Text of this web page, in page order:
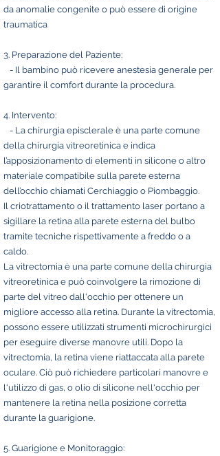
da anomalie congenite o può essere di origine
traumatica
3. Preparazione del Paziente:
- Il bambino può ricevere anestesia generale per
garantire il comfort durante la procedura.
4. Intervento:
- La chirurgia episclerale è una parte comune
della chirurgia vitreoretinica e indica
l’apposizionamento di elementi in silicone o altro
materiale compatibile sulla parete esterna
dell’occhio chiamati Cerchiaggio o Piombaggio.
Il criotrattamento o il trattamento laser portano a
sigillare la retina alla parete esterna del bulbo
tramite tecniche rispettivamente a freddo o a
caldo.
La vitrectomia è una parte comune della chirurgia
vitreoretinica e può coinvolgere la rimozione di
parte del vitreo dall'occhio per ottenere un
migliore accesso alla retina. Durante la vitrectomia,
possono essere utilizzati strumenti microchirurgici
per eseguire diverse manovre utili. Dopo la
vitrectomia, la retina viene riattaccata alla parete
oculare. Ciò può richiedere particolari manovre e
l'utilizzo di gas, o olio di silicone nell'occhio per
mantenere la retina nella posizione corretta
durante la guarigione.
5. Guarigione e Monitoraggio: